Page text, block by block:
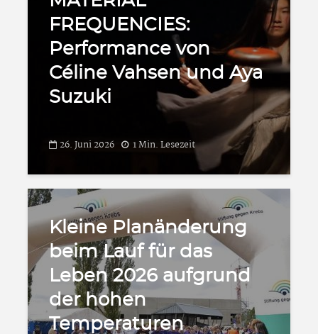
FREQUENCIES:
Performance von
Céline Vahsen und Aya
Suzuki
26. Juni 2026 1 Min. Lesezeit
Kleine Planänderung
beim Lauf für das
Leben 2026 aufgrund
der hohen
Temperaturen